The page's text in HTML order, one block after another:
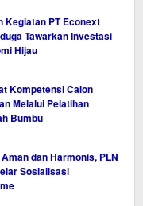
Kegiatan PT Econext
Tawarkan Investasi
Hijau
Kompetensi Calon
Melalui Pelatihan
Bumbu
dan Harmonis, PLN
Sosialisasi